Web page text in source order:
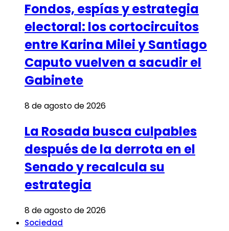
Fondos, espías y estrategia
electoral: los cortocircuitos
entre Karina Milei y Santiago
Caputo vuelven a sacudir el
Gabinete
8 de agosto de 2026
La Rosada busca culpables
después de la derrota en el
Senado y recalcula su
estrategia
8 de agosto de 2026
Sociedad